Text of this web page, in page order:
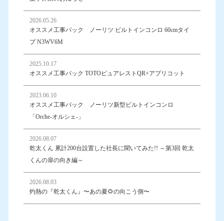
2026.05.26
オススメ工事パック ノーリツ ビルトインコンロ 60cmタイ
プ N3WV6M
2025.10.17
オススメ工事パック TOTOピュアレストQR+アプリコット
2023.06.10
オススメ工事パック ノーリツ新型ビルトインコンロ
「Orche-オルシェ-」
2026.08.07
乾太くん 累計200台設置した社長に聞いてみた!! ～第3回 乾太
くんの扉の向き編～
2026.08.03
灼熱の『乾太くん』〜あの夏🌻の向こう側〜